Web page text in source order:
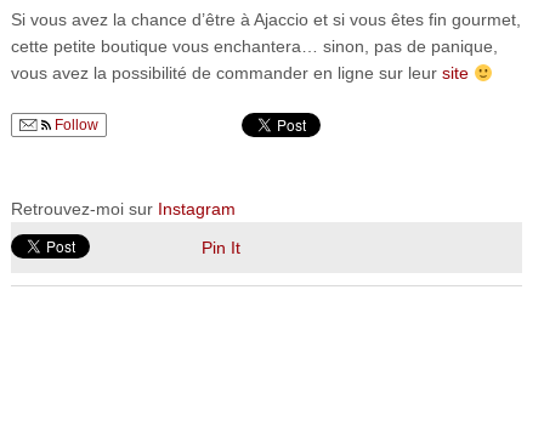
Si vous avez la chance d’être à Ajaccio et si vous êtes fin gourmet,
cette petite boutique vous enchantera… sinon, pas de panique,
vous avez la possibilité de commander en ligne sur leur site
Follow
Retrouvez-moi sur Instagram
Pin It